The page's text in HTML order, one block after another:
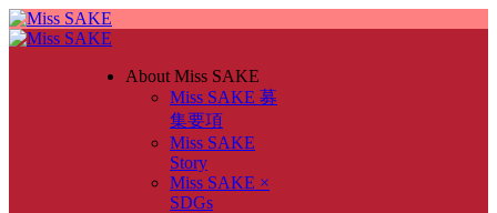
About Miss SAKE
Miss SAKE 募
集要項
Miss SAKE
Story
Miss SAKE ×
SDGs